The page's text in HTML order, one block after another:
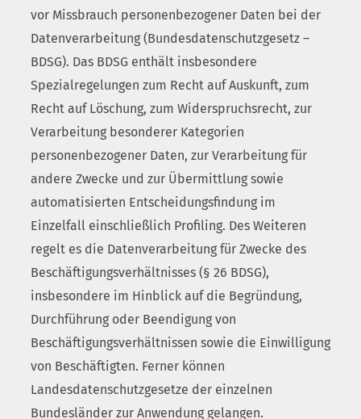
vor Missbrauch personenbezogener Daten bei der
Datenverarbeitung (Bundesdatenschutzgesetz –
BDSG). Das BDSG enthält insbesondere
Spezialregelungen zum Recht auf Auskunft, zum
Recht auf Löschung, zum Widerspruchsrecht, zur
Verarbeitung besonderer Kategorien
personenbezogener Daten, zur Verarbeitung für
andere Zwecke und zur Übermittlung sowie
automatisierten Entscheidungsfindung im
Einzelfall einschließlich Profiling. Des Weiteren
regelt es die Datenverarbeitung für Zwecke des
Beschäftigungsverhältnisses (§ 26 BDSG),
insbesondere im Hinblick auf die Begründung,
Durchführung oder Beendigung von
Beschäftigungsverhältnissen sowie die Einwilligung
von Beschäftigten. Ferner können
Landesdatenschutzgesetze der einzelnen
Bundesländer zur Anwendung gelangen.